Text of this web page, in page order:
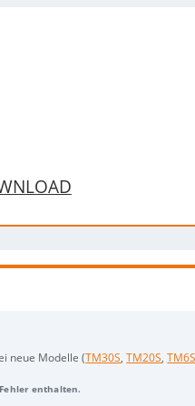
neue Modelle (TM30S,TM20S,
Palettierung und
enthalten.